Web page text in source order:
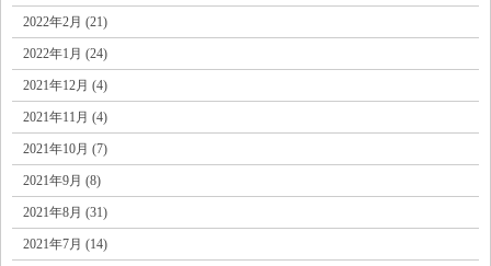
2022年2月 (21)
2022年1月 (24)
2021年12月 (4)
2021年11月 (4)
2021年10月 (7)
2021年9月 (8)
2021年8月 (31)
2021年7月 (14)